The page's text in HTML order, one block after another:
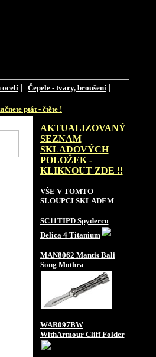
ocelí | Čepele - tvary, broušení |
ptát - čtěte !
AKTUALIZOVANÝ
SEZNAM
SKLADOVÝCH
POLOŽEK -
KLIKNOUT ZDE !!
VŠE V TOMTO
SLOUPCI SKLADEM
SC11TIPD Spyderco
Delica 4 Titanium
MAN8062 Mantis Bali
Song Mothra
WAR097BW
WithArmour Cliff Folder